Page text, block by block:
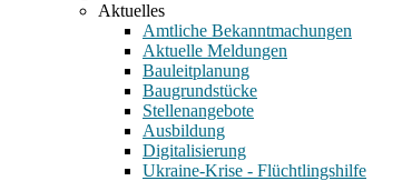
Aktuelles
Amtliche Bekanntmachungen
Aktuelle Meldungen
Bauleitplanung
Baugrundstücke
Stellenangebote
Ausbildung
Digitalisierung
Ukraine-Krise - Flüchtlingshilfe